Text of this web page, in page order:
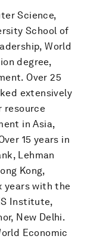
Science,
School of
World
degree,
Over 25
extensively
resource
in Asia,
15 years in
Lehman
Kong,
years with the
Institute,
New Delhi.
Economic